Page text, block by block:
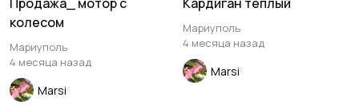
Для Бизнеса Мода и стиль
колесом
Мариуполь
4 месяца назад
Marsi
Мариуполь
4 месяца назад
Marsi